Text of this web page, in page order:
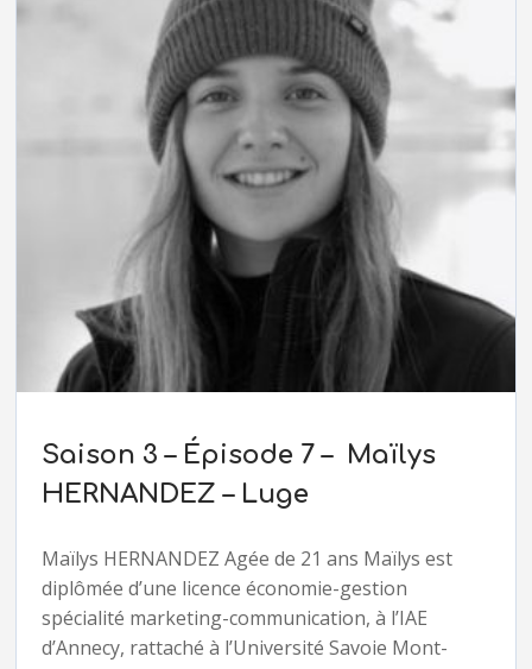
Saison 3 – Épisode 7 – Maïlys
HERNANDEZ – Luge
Maïlys HERNANDEZ Agée de 21 ans Maïlys est
diplômée d’une licence économie-gestion
spécialité marketing-communication, à l’IAE
d’Annecy, rattaché à l’Université Savoie Mont-